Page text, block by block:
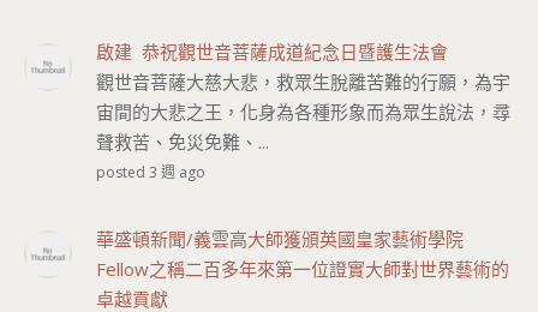
啟建 恭祝觀世音菩薩成道紀念日暨護生法會
觀世音菩薩大慈大悲，救眾生脫離苦難的行願，為宇
宙間的大悲之王，化身為各種形象而為眾生說法，尋
聲救苦、免災免難、...
posted 3 週 ago
華盛頓新聞/義雲高大師獲頒英國皇家藝術學院
Fellow之稱二百多年來第一位證實大師對世界藝術的
卓越貢獻